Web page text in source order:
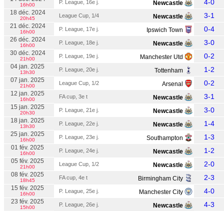
16h00 P. League, 16e j. Newcastle 4-0
18 déc. 2024
20h45 League Cup, 1/4 Newcastle 3-1
21 déc. 2024
16h00 P. League, 17e j. Ipswich Town 0-4
26 déc. 2024
16h00 P. League, 18e j. Newcastle 3-0
30 déc. 2024
21h00 P. League, 19e j. Manchester Utd 0-2
04 jan. 2025
13h30 P. League, 20e j. Tottenham 1-2
07 jan. 2025
21h00 League Cup, 1/2 Arsenal 0-2
12 jan. 2025
16h00 FA cup, 3e t Newcastle 3-1
15 jan. 2025
20h30 P. League, 21e j. Newcastle 3-0
18 jan. 2025
13h30 P. League, 22e j. Newcastle 1-4
25 jan. 2025
16h00 P. League, 23e j. Southampton 1-3
01 fév. 2025
16h00 P. League, 24e j. Newcastle 1-2
05 fév. 2025
21h00 League Cup, 1/2 Newcastle 2-0
08 fév. 2025
18h45 FA cup, 4e t Birmingham City 2-3
15 fév. 2025
16h00 P. League, 25e j. Manchester City 4-0
23 fév. 2025
15h00 P. League, 26e j. Newcastle 4-3